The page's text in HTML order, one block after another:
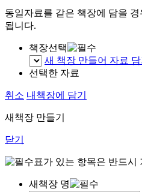
동일자료를 같은 책장에 담을
됩니다.
책장선택
새 책장 만들어 자료 담
선택한 자료
취소 내책장에 담기
새책장 만들기
닫기
표가 있는 항목은 반드시
새책장 명